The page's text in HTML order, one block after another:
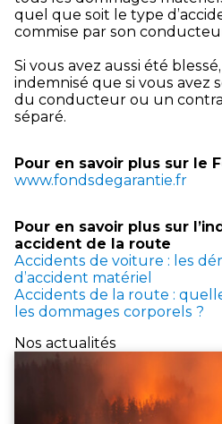
quel que soit le type
commise par son
Si vous avez aussi été
indemnisé que si vous avez
du conducteur ou un
séparé.
Pour en savoir plus sur le
www.fondsdegarantie.fr
Pour en savoir plus sur
accident de la route
Accidents de voiture : les
d’accident matériel
Accidents de la route :
les dommages corporels ?
Nos actualités